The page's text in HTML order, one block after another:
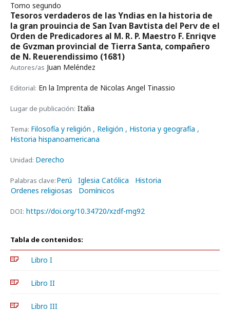
Tomo segundo
Tesoros verdaderos de las Yndias en la historia de
la gran prouincia de San Ivan Bavtista del Perv de el
Orden de Predicadores al M. R. P. Maestro F. Enriqve
de Gvzman provincial de Tierra Santa, compañero
de N. Reuerendissimo (1681)
Autores/as Juan Meléndez
Editorial: En la Imprenta de Nicolas Angel Tinassio
Lugar de publicación: Italia
Tema: Filosofía y religión , Religión , Historia y geografía ,
Historia hispanoamericana
Unidad: Derecho
Palabras clave:Perú Iglesia Católica
Historia
Ordenes religiosas
Domínicos
DOI: https://doi.org/10.34720/xzdf-mg92
Tabla de contenidos:
Libro I
Libro II
Libro III